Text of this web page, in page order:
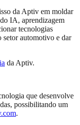
da Aptiv em moldar
IA, aprendizagem
tecnologias
setor automotivo e dar
da Aptiv.
que desenvolve
possibilitando um
.